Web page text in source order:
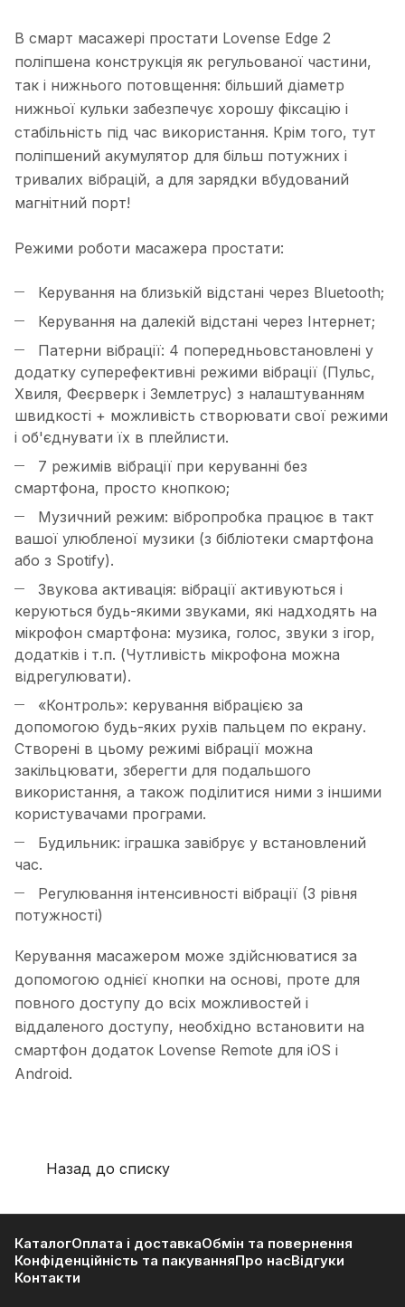
В смарт масажері простати Lovense Edge 2
поліпшена конструкція як регульованої частини,
так і нижнього потовщення: більший діаметр
нижньої кульки забезпечує хорошу фіксацію і
стабільність під час використання. Крім того, тут
поліпшений акумулятор для більш потужних і
тривалих вібрацій, а для зарядки вбудований
магнітний порт!
Режими роботи масажера простати:
Керування на близькій відстані через Bluetooth;
Керування на далекій відстані через Інтернет;
Патерни вібрації: 4 попередньовстановлені у
додатку суперефективні режими вібрації (Пульс,
Хвиля, Феєрверк і Землетрус) з налаштуванням
швидкості + можливість створювати свої режими
і об'єднувати їх в плейлисти.
7 режимів вібрації при керуванні без
смартфона, просто кнопкою;
Музичний режим: вібропробка працює в такт
вашої улюбленої музики (з бібліотеки смартфона
або з Spotify).
Звукова активація: вібрації активуються і
керуються будь-якими звуками, які надходять на
мікрофон смартфона: музика, голос, звуки з ігор,
додатків і т.п. (Чутливість мікрофона можна
відрегулювати).
«Контроль»: керування вібрацією за
допомогою будь-яких рухів пальцем по екрану.
Створені в цьому режимі вібрації можна
закільцювати, зберегти для подальшого
використання, а також поділитися ними з іншими
користувачами програми.
Будильник: іграшка завібрує у встановлений
час.
Регулювання інтенсивності вібрації (3 рівня
потужності)
Керування масажером може здійснюватися за
допомогою однієї кнопки на основі, проте для
повного доступу до всіх можливостей і
віддаленого доступу, необхідно встановити на
смартфон додаток Lovense Remote для iOS і
Android.
Назад до списку
КаталогОплата і доставкаОбмін та повернення
Конфіденційність та пакуванняПро насВідгуки
Контакти